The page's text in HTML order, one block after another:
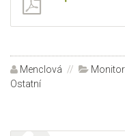
Autor:
Menclová Rubriky:
Ostatní